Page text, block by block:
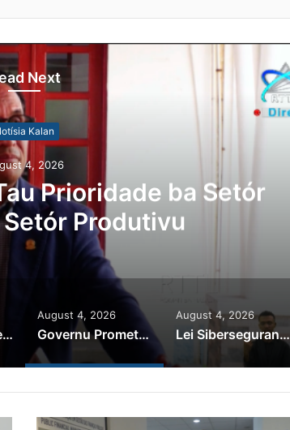
Next
Kalan
4, 2026
Prioridade ba Setór
Produtivu
PR Horta Rekoñese Timoroan Sira Iha Diáspora Nia Kontribuisaun
August 4, 2026
Governu Promete Tau Prioridade ba Setór Minerais no Setór Produtivu
August 4, 2026
Lei Siberseguransa Ajuda Autoridade Polisiál Kaptura Autór Kriminozu ho Paradeiru Iha Estranjeiru